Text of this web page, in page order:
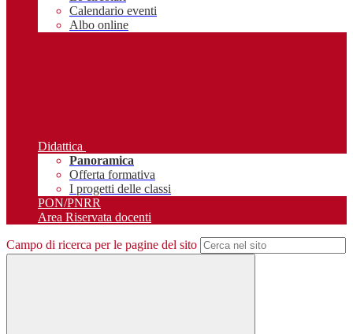
Calendario eventi
Albo online
Didattica
Panoramica
Offerta formativa
I progetti delle classi
PON/PNRR
Area Riservata docenti
Campo di ricerca per le pagine del sito